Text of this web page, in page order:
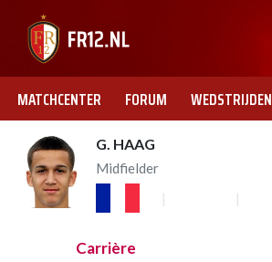
MATCHCENTER FORUM WEDSTRIJDEN
G. HAAG
Midfielder
Carrière